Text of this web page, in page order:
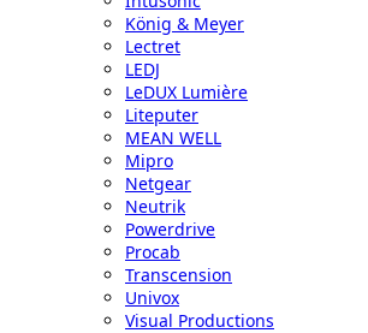
König & Meyer
Lectret
LEDJ
LeDUX Lumière
Liteputer
MEAN WELL
Mipro
Netgear
Neutrik
Powerdrive
Procab
Transcension
Univox
Visual Productions